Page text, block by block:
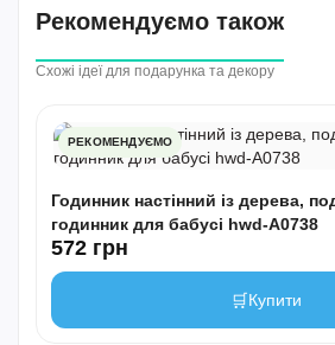
Рекомендуємо також
Схожі ідеї для подарунка та декору
РЕКОМЕНДУЄМО
Годинник настінний із дерева,
годинник для бабусі hwd-A0738
572 грн
🛒Купити